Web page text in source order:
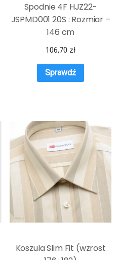
Spodnie 4F HJZ22-
JSPMD001 20S : Rozmiar –
146 cm
106,70 zł
Sprawdź
Koszula Slim Fit (wzrost